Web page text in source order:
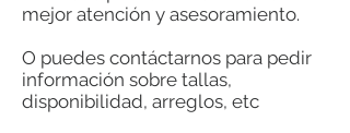
mejor atención y asesoramiento.
O puedes contáctarnos para pedir
información sobre tallas,
disponibilidad, arreglos, etc